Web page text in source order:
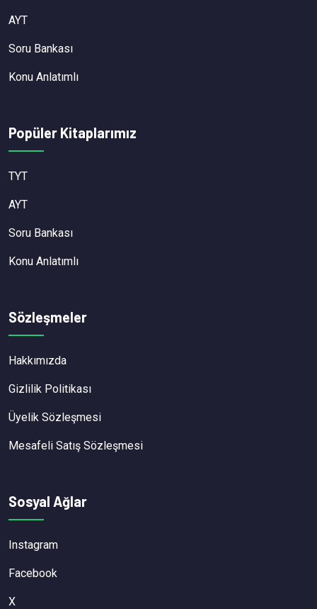
AYT
Soru Bankası
Konu Anlatımlı
Popüler Kitaplarımız
TYT
AYT
Soru Bankası
Konu Anlatımlı
Sözleşmeler
Hakkımızda
Gizlilik Politikası
Üyelik Sözleşmesi
Mesafeli Satış Sözleşmesi
Sosyal Ağlar
Instagram
Facebook
X